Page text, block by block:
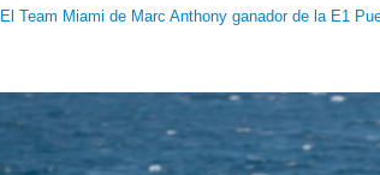
El Team Miami de Marc Anthony ganador de la E1